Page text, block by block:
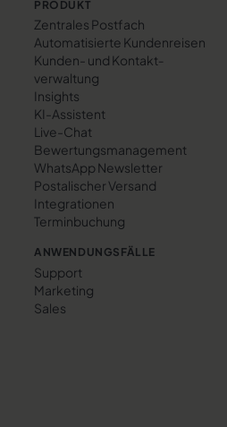
PRODUKT
Zentrales Postfach
Automatisierte Kundenreisen
Kunden- und Kontakt­
verwaltung
Insights
KI-Assistent
Live-Chat
Bewertungs­management
WhatsApp Newsletter
Postalischer Versand
Integrationen
Terminbuchung
ANWENDUNGSFÄLLE
Support
Marketing
Sales